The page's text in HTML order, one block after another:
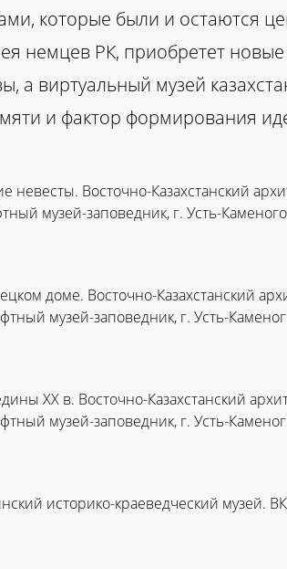
которые были и остаются
немцев РК, приобретет
а виртуальный музей
и фактор формирования
Восточно-Казахстанский
музей-заповедник, г. Усть-
доме. Восточно-Казахстанский
музей-заповедник, г. Усть-
ХХ в. Восточно-Казахстанский
музей-заповедник, г. Усть-
историко-краеведческий музей.